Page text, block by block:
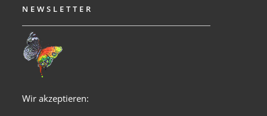
NEWSLETTER
Wir akzeptieren: